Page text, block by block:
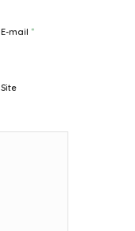
E-mail *
Site